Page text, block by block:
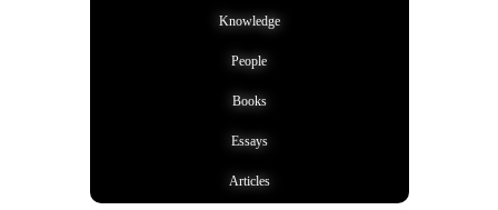
Knowledge
People
Books
Essays
Articles